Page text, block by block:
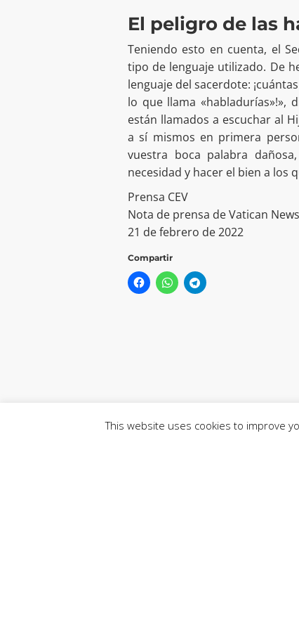
El peligro de las
Teniendo esto en cuenta, el
tipo de lenguaje utilizado. De
lenguaje del sacerdote:
lo que llama «habladurías»!»,
están llamados a escuchar al
a sí mismos en primera
vuestra boca palabra
necesidad y hacer el bien a los
Prensa CEV
Nota de prensa de Vatican News
21 de febrero de 2022
Compartir
This website uses cookies to improve